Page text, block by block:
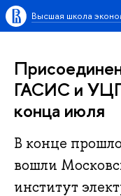
Высшая школа
ГАСИС и
конца июля
В конце
вошли
институт